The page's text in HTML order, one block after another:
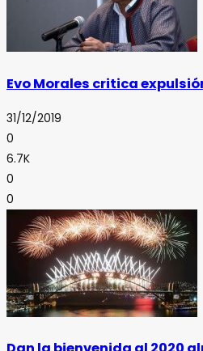
Evo Morales critica
31/12/2019
0
6.7K
0
0